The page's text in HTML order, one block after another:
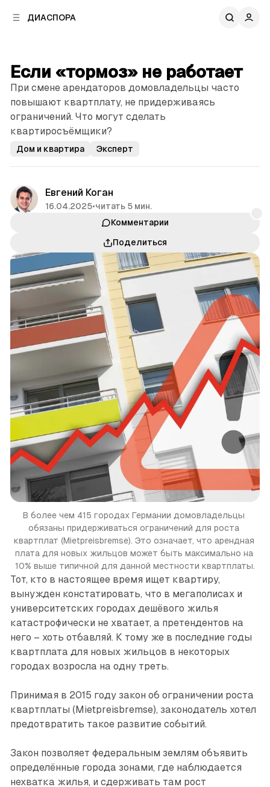
ДИАСПОРА
Если «тормоз» не работает
При смене арендаторов домовладельцы часто
повышают квартплату, не придерживаясь
ограничений. Что могут сделать
квартиросъёмщики?
Дом и квартира Эксперт
Евгений Коган
16.04.2025•читать 5 мин.
Комментарии
Поделиться
В более чем 415 городах Германии домовладельцы
обязаны придерживаться ограничений для роста
квартплат (Mietpreisbremse). Это означает, что арендная
плата для новых жильцов может быть максимально на
10% выше типичной для данной местности квартплаты.
Тот, кто в настоящее время ищет квартиру,
вынужден констатировать, что в мегаполисах и
университетских городах дешёвого жилья
катастрофически не хватает, а претендентов на
него – хоть отбавляй. К тому же в последние годы
квартплата для новых жильцов в некоторых
городах возросла на одну треть.
Принимая в 2015 году закон об ограничении роста
квартплаты (Mietpreisbremse), законодатель хотел
предотвратить такое развитие событий.
Закон позволяет федеральным землям объявить
определённые города зонами, где наблюдается
нехватка жилья, и сдерживать там рост